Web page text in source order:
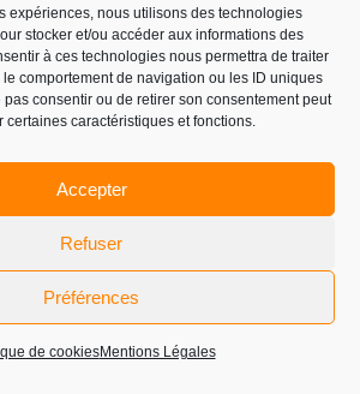
expériences, nous utilisons des technologies
stocker et/ou accéder aux informations des
à ces technologies nous permettra de traiter
comportement de navigation ou les ID uniques
pas consentir ou de retirer son consentement peut
certaines caractéristiques et fonctions.
Accepter
Refuser
Préférences
de cookiesMentions Légales